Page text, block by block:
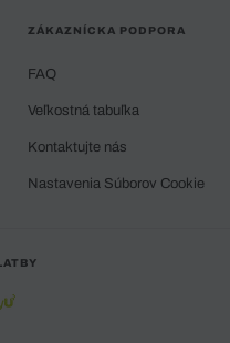
ZÁKAZNÍCKA PODPORA
FAQ
Veľkostná tabuľka
Kontaktujte nás
Nastavenia Súborov Cookie